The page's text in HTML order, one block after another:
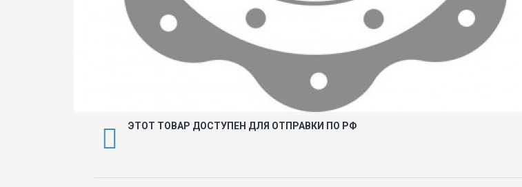
ЭТОТ ТОВАР ДОСТУПЕН ДЛЯ ОТПРАВКИ ПО РФ